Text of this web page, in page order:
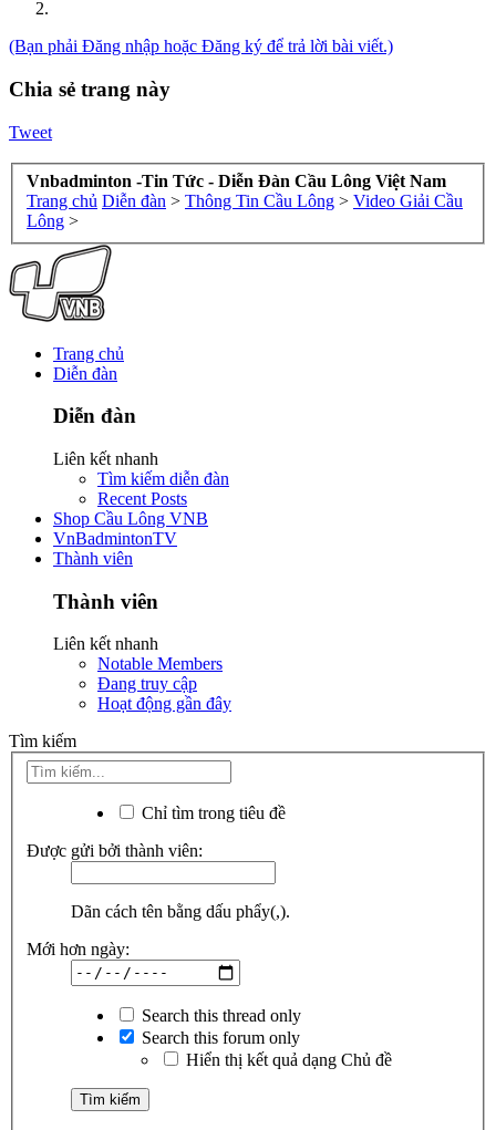
(Bạn phải Đăng nhập hoặc Đăng ký để trả lời bài viết.)
Chia sẻ trang này
Tweet
Vnbadminton -Tin Tức - Diễn Đàn Cầu Lông Việt Nam
Trang chủ Diễn đàn > Thông Tin Cầu Lông > Video Giải Cầu
Lông >
Trang chủ
Diễn đàn
Diễn đàn
Liên kết nhanh
Tìm kiếm diễn đàn
Recent Posts
Shop Cầu Lông VNB
VnBadmintonTV
Thành viên
Thành viên
Liên kết nhanh
Notable Members
Đang truy cập
Hoạt động gần đây
Tìm kiếm
Chỉ tìm trong tiêu đề
Được gửi bởi thành viên:
Dãn cách tên bằng dấu phẩy(,).
Mới hơn ngày:
Search this thread only
Search this forum only
Hiển thị kết quả dạng Chủ đề